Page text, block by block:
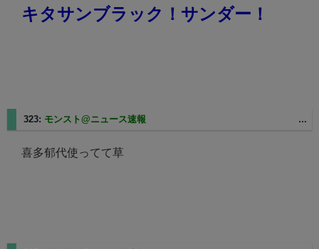
キタサンブラック！サンダー！
323: モンスト@ニュース速報
喜多郁代使ってて草